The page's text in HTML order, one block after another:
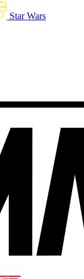
Star Wars